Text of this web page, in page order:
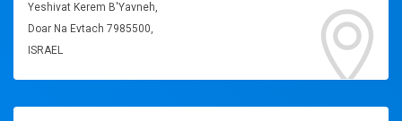
Yeshivat Kerem B'Yavneh,
Doar Na Evtach 7985500,
ISRAEL